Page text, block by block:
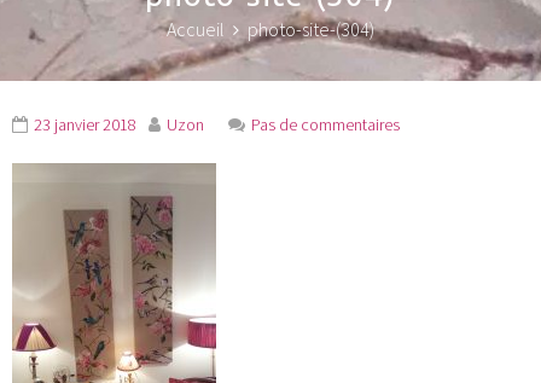
Accueil photo-site-(304)
23 janvier 2018 Uzon Pas de commentaires